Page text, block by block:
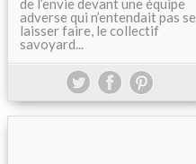
de l’envie devant une équipe
adverse qui n’entendait pas se
laisser faire, le collectif
savoyard...